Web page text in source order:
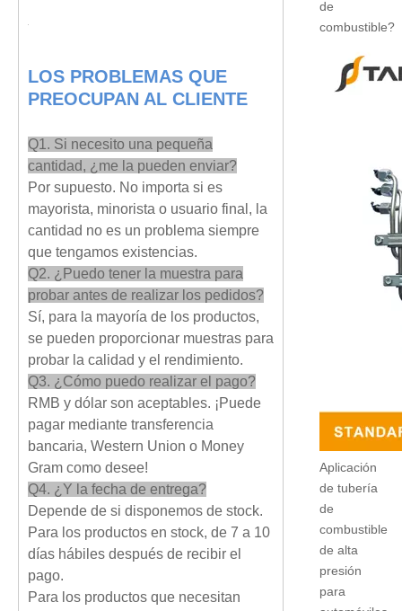
LOS PROBLEMAS QUE
PREOCUPAN AL CLIENTE
Q1. Si necesito una pequeña
cantidad, ¿me la pueden enviar?
Por supuesto. No importa si es
mayorista, minorista o usuario final, la
cantidad no es un problema siempre
que tengamos existencias.
Q2. ¿Puedo tener la muestra para
probar antes de realizar los pedidos?
Sí, para la mayoría de los productos,
se pueden proporcionar muestras para
probar la calidad y el rendimiento.
Q3. ¿Cómo puedo realizar el pago?
RMB y dólar son aceptables. ¡Puede
pagar mediante transferencia
bancaria, Western Union o Money
Gram como desee!
Q4. ¿Y la fecha de entrega?
Depende de si disponemos de stock.
Para los productos en stock, de 7 a 10
días hábiles después de recibir el
pago.
Para los productos que necesitan
de
combustible?
Aplicación
de tubería
de
combustible
de alta
presión
para